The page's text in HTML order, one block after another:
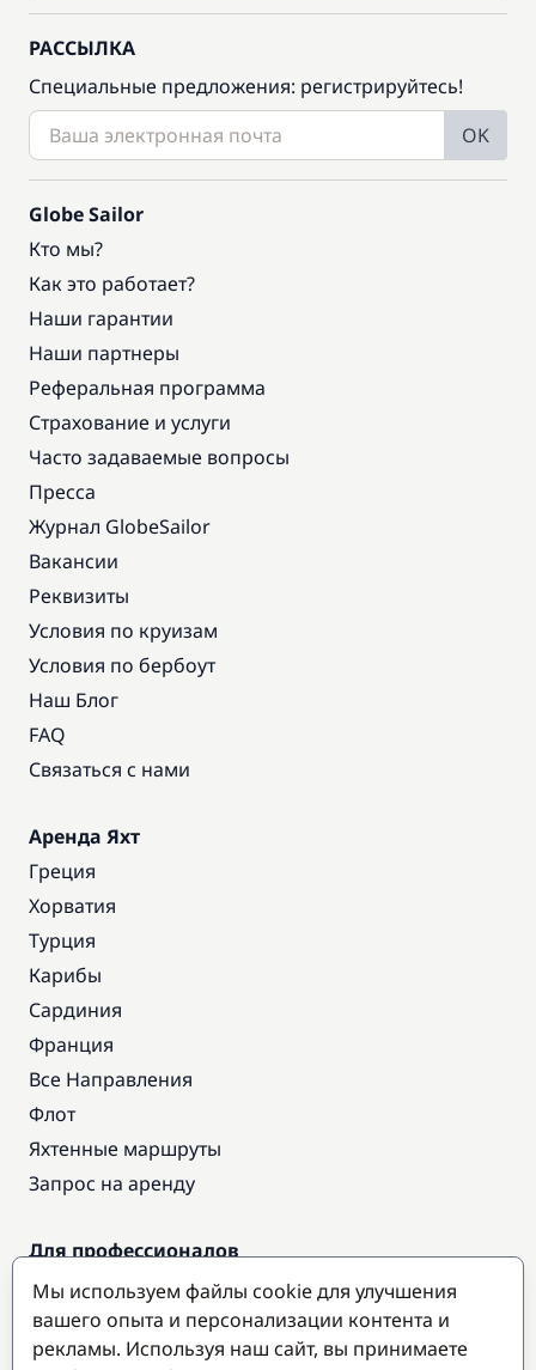
РАССЫЛКА
Специальные предложения: регистрируйтесь!
OK
Globe Sailor
Кто мы?
Как это работает?
Наши гарантии
Наши партнеры
Реферальная программа
Страхование и услуги
Часто задаваемые вопросы
Пресса
Журнал GlobeSailor
Вакансии
Реквизиты
Условия по круизам
Условия по бербоут
Наш Блог
FAQ
Связаться с нами
Аренда Яхт
Греция
Хорватия
Турция
Карибы
Сардиния
Франция
Все Направления
Флот
Яхтенные маршруты
Запрос на аренду
Для профессионалов
Доступ про
Стать партнером
Мы используем файлы cookie для улучшения
вашего опыта и персонализации контента и
рекламы. Используя наш сайт, вы принимаете